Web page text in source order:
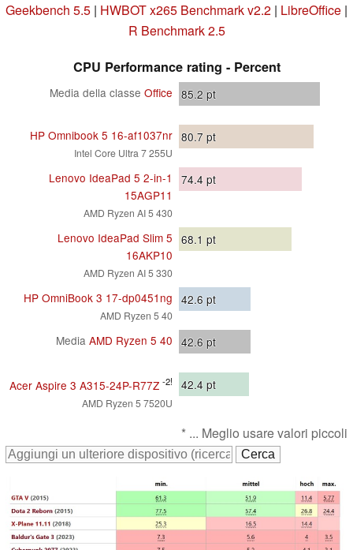
Geekbench 5.5 | HWBOT x265 Benchmark v2.2 | LibreOffice |
R Benchmark 2.5
CPU Performance rating - Percent
Media della classe Office 85.2 pt
HP Omnibook 5 16-af1037nr
Intel Core Ultra 7 255U
80.7 pt
Lenovo IdeaPad 5 2-in-1
15AGP11
AMD Ryzen AI 5 430
74.4 pt
Lenovo IdeaPad Slim 5
16AKP10
AMD Ryzen AI 5 330
68.1 pt
HP OmniBook 3 17-dp0451ng
AMD Ryzen 5 40
42.6 pt
Media AMD Ryzen 5 40 42.6 pt
Acer Aspire 3 A315-24P-R77Z -2!
AMD Ryzen 5 7520U
42.4 pt
* ... Meglio usare valori piccoli